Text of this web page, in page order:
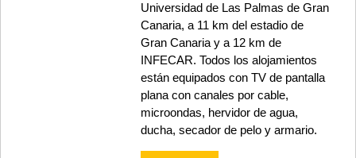
Universidad de Las Palmas de Gran
Canaria, a 11 km del estadio de
Gran Canaria y a 12 km de
INFECAR. Todos los alojamientos
están equipados con TV de pantalla
plana con canales por cable,
microondas, hervidor de agua,
ducha, secador de pelo y armario.